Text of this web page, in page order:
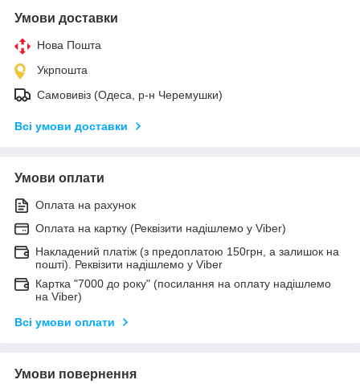
Умови доставки
Нова Пошта
Укрпошта
Самовивіз (Одеса, р-н Черемушки)
Всі умови доставки
Умови оплати
Оплата на рахунок
Оплата на картку (Реквізити надішлемо у Viber)
Накладений платіж (з предоплатою 150грн, а залишок на
пошті). Реквізити надішлемо у Viber
Картка "7000 до року" (посилання на оплату надішлемо
на Viber)
Всі умови оплати
Умови повернення